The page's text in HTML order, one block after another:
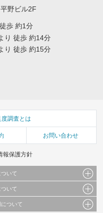
野ビル2F
歩 約1分
り 徒歩 約14分
り 徒歩 約15分
調査とは
お問い合わせ
報保護方針
いて
ラスト、画像データ等）及びこれらの配
などの二次利用を行うことは固く禁じて
いて
利用者が提出された見解・感想です。
ついて